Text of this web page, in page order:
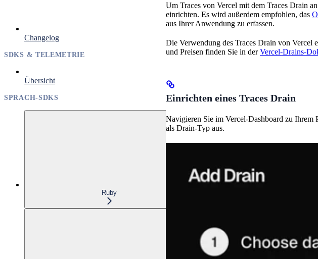
Changelog
SDKS & TELEMETRIE
Übersicht
SPRACH-SDKS
Ruby
Um Traces von Vercel mit dem Traces Drain
einrichten. Es wird außerdem empfohlen, das
aus Ihrer Anwendung zu erfassen.
Die Verwendung des Traces Drain von Vercel
und Preisen finden Sie in derVercel-Drains-
Einrichten eines Traces Drain
Navigieren Sie im Vercel-Dashboard zu Ihrem
als Drain-Typ aus.